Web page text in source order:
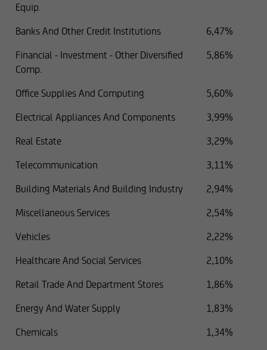
Equip.
Banks And Other Credit Institutions
6,47%
Financial - Investment - Other Diversified
Comp.
5,86%
Office Supplies And Computing
5,60%
Electrical Appliances And Components
3,99%
Real Estate
3,29%
Telecommunication
3,11%
Building Materials And Building Industry
2,94%
Miscellaneous Services
2,54%
Vehicles
2,22%
Healthcare And Social Services
2,10%
Retail Trade And Department Stores
1,86%
Energy And Water Supply
1,83%
Chemicals
1,34%